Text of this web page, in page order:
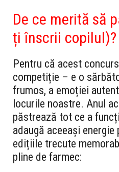
De ce merită să
ți înscrii copilul)?
Pentru că acest
competiție – e o
frumos, a emoției
locurile noastre. Anul
păstrează tot ce a
adaugă aceeași
edițiile trecute
pline de farmec: